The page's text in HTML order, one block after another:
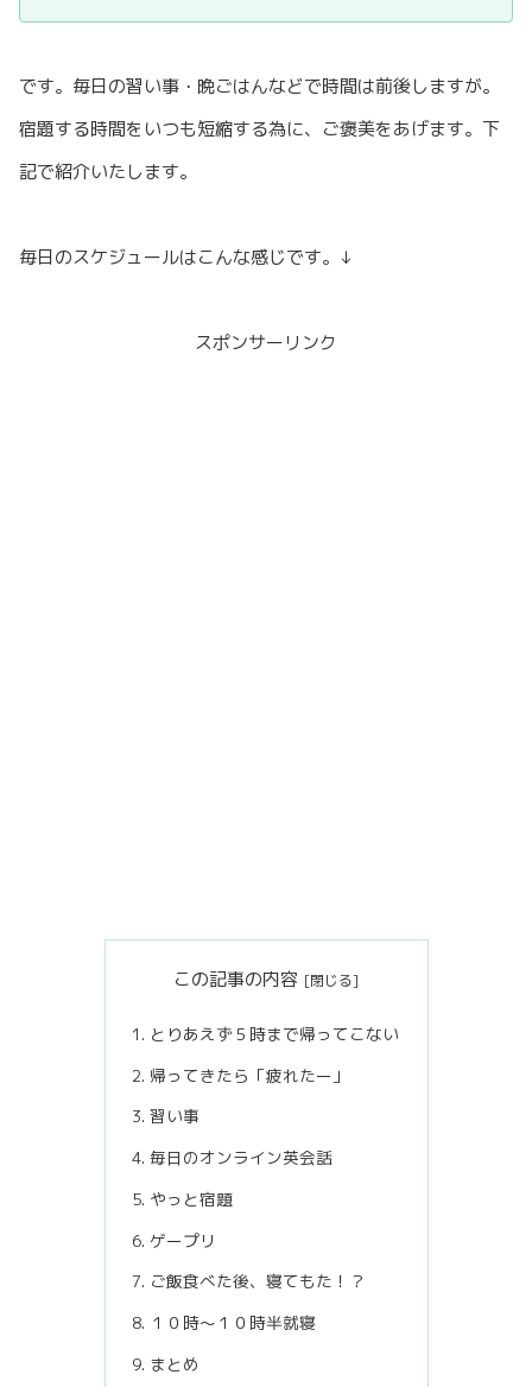
です。毎日の習い事・晩ごはんなどで時間は前後しますが。
宿題する時間をいつも短縮する為に、ご褒美をあげます。下
記で紹介いたします。
毎日のスケジュールはこんな感じです。↓
スポンサーリンク
この記事の内容
とりあえず５時まで帰ってこない
帰ってきたら「疲れたー」
習い事
毎日のオンライン英会話
やっと宿題
ゲープリ
ご飯食べた後、寝てもた！？
１０時〜１０時半就寝
まとめ